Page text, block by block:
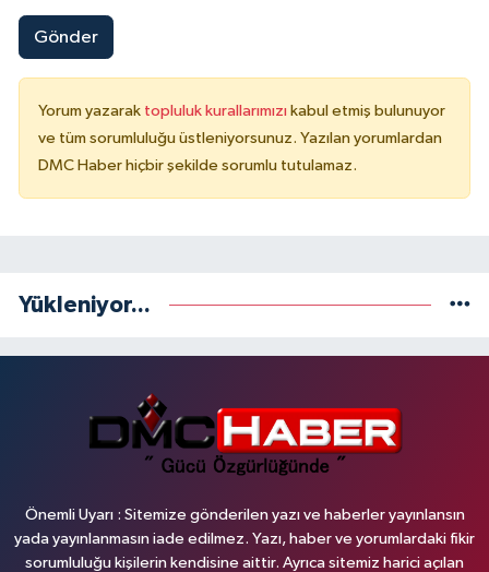
Gönder
Yorum yazarak topluluk kurallarımızı kabul etmiş bulunuyor
ve tüm sorumluluğu üstleniyorsunuz. Yazılan yorumlardan
DMC Haber hiçbir şekilde sorumlu tutulamaz.
Yükleniyor...
Önemli Uyarı : Sitemize gönderilen yazı ve haberler yayınlansın
yada yayınlanmasın iade edilmez. Yazı, haber ve yorumlardaki fikir
sorumluluğu kişilerin kendisine aittir. Ayrıca sitemiz harici açılan